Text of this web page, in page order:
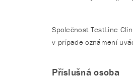
Společnost TestLine
v případě oznámení
Příslušná osoba